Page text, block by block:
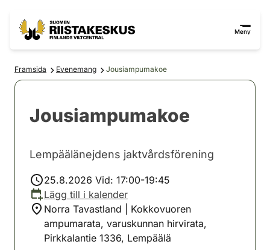
Meny
Framsida Evenemang Jousiampumakoe
Jousiampumakoe
Lempäälänejdens jaktvårdsförening
25.8.2026 Vid: 17:00-19:45
Lägg till i kalender
Norra Tavastland | Kokkovuoren
ampumarata, varuskunnan hirvirata,
Pirkkalantie 1336, Lempäälä